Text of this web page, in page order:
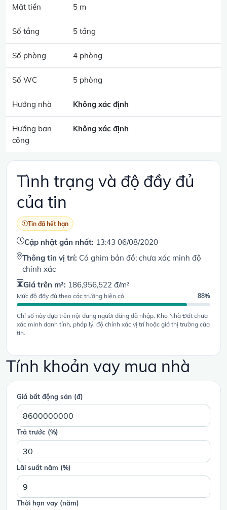
Mặt tiền 5 m
Số tầng 5 tầng
Số phòng 4 phòng
Số WC 5 phòng
Hướng nhà Không xác định
Hướng ban
công
Không xác định
Tình trạng và độ đầy đủ
của tin
Tin đã hết hạn
Cập nhật gần nhất: 13:43 06/08/2020
Thông tin vị trí: Có ghim bản đồ; chưa xác minh độ
chính xác
Giá trên m²: 186,956,522 đ/m²
Mức độ đầy đủ theo các trường hiện có 88%
Chỉ số này dựa trên nội dung người đăng đã nhập. Kho Nhà Đất chưa
xác minh danh tính, pháp lý, độ chính xác vị trí hoặc giá thị trường của
tin.
Tính khoản vay mua nhà
Giá bất động sản (đ)
Trả trước (%)
Lãi suất năm (%)
Thời hạn vay (năm)